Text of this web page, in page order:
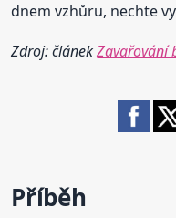
dnem vzhůru, nechte
Zdroj: článekZavařování
Příběh